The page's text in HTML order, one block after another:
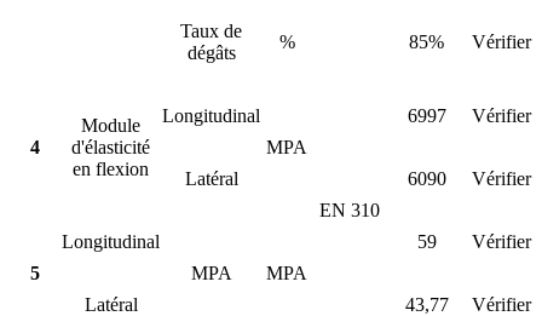
Taux de
dégâts
% 85% Vérifier
4
Module
d'élasticité
en flexion
Longitudinal
MPA
EN 310
6997 Vérifier
Latéral 6090 Vérifier
5
Longitudinal
MPA
MPA
59 Vérifier
Latéral 43,77 Vérifier